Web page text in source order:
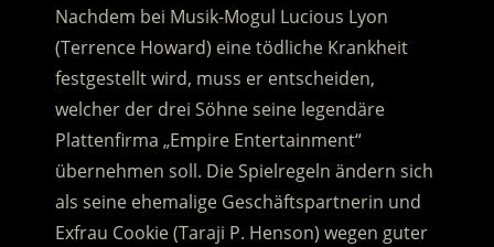
Nachdem bei Musik-Mogul Lucious Lyon
(Terrence Howard) eine tödliche Krankheit
festgestellt wird, muss er entscheiden,
welcher der drei Söhne seine legendäre
Plattenfirma „Empire Entertainment“
übernehmen soll. Die Spielregeln ändern sich
als seine ehemalige Geschäftspartnerin und
Exfrau Cookie (Taraji P. Henson) wegen guter